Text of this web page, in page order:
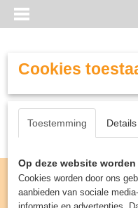
Cookies
Toestemming Details
Op deze website
Cookies worden door ons
aanbieden van sociale
informatie en advertenties.